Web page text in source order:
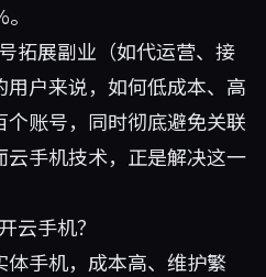
拓展副业（如代运营、接
户来说，如何低成本、高
账号，同时彻底避免关联
手机技术，正是解决这一
云手机？
手机，成本高、维护繁